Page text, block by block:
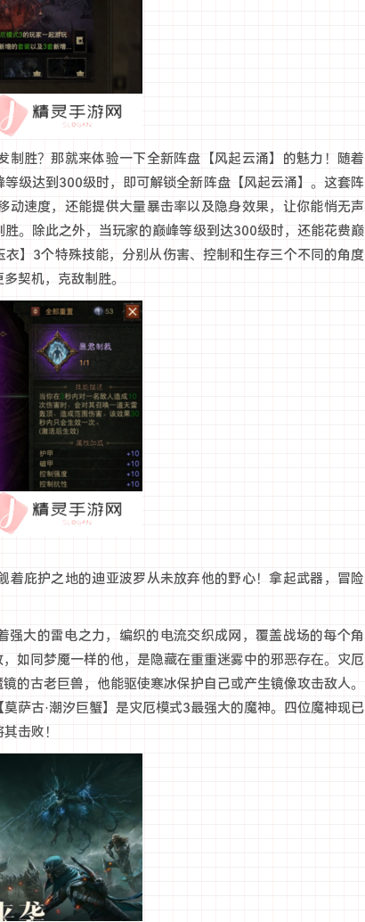
制胜？那就来体验一下全新阵盘【风起云涌】的魅力！随着
级达到300级时，即可解锁全新阵盘【风起云涌】。这套阵
动速度，还能提供大量暴击率以及隐身效果，让你能悄无声
。除此之外，当玩家的巅峰等级到达300级时，还能花费巅
】3个特殊技能，分别从伤害、控制和生存三个不同的角度
契机，克敌制胜。
着庇护之地的迪亚波罗从未放弃他的野心！拿起武器，冒险
强大的雷电之力，编织的电流交织成网，覆盖战场的每个角
如同梦魇一样的他，是隐藏在重重迷雾中的邪恶存在。灾厄
的古老巨兽，他能驱使寒冰保护自己或产生镜像攻击敌人。
萨古·潮汐巨蟹】是灾厄模式3最强大的魔神。四位魔神现已
击败！